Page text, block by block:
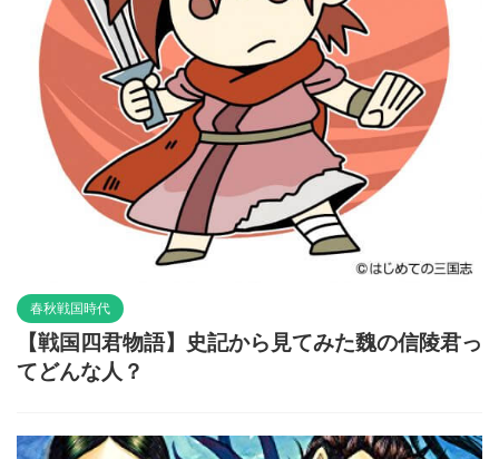
春秋戦国時代
【戦国四君物語】史記から見てみた魏の信陵君っ
てどんな人？